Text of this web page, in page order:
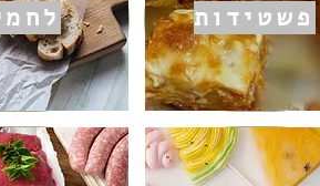
פשטידות